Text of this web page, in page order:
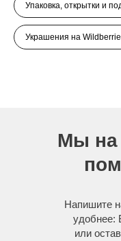
Упаковка, открытки и
Украшения на
Мы на
Напишите
удобнее:
или